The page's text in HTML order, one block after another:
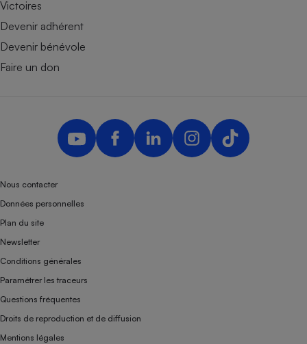
Victoires
Devenir adhérent
Devenir bénévole
Faire un don
Nous contacter
Données personnelles
Plan du site
Newsletter
Conditions générales
Paramétrer les traceurs
Questions fréquentes
Droits de reproduction et de diffusion
Mentions légales